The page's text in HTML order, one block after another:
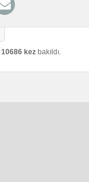
10686 kez bakıldı.